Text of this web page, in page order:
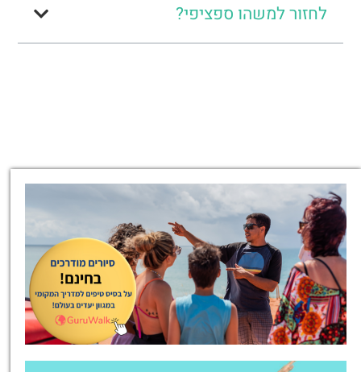
לחזור למשהו ספציפי?